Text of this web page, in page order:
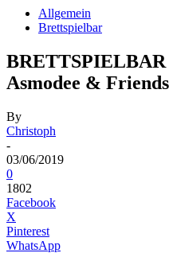
Allgemein
Brettspielbar
BRETTSPIELBAR
Asmodee & Friends
By
Christoph
-
03/06/2019
0
1802
Facebook
X
Pinterest
WhatsApp